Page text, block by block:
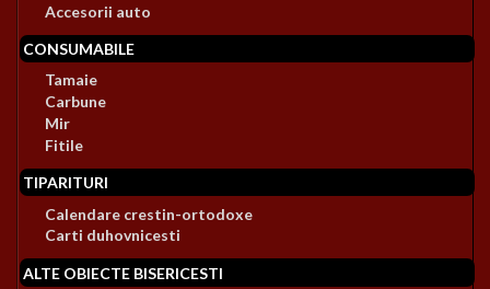
Accesorii auto
CONSUMABILE
Tamaie
Carbune
Mir
Fitile
TIPARITURI
Calendare crestin-ortodoxe
Carti duhovnicesti
ALTE OBIECTE BISERICESTI